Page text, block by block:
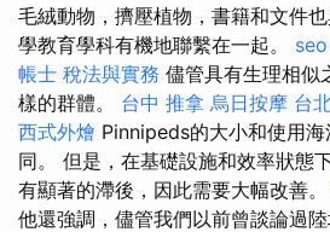
毛絨動物，擠壓植物，書籍和文件
學教育學科有機地聯繫在一起。
帳士 稅法與實務 儘管具有生理相似
樣的群體。 台中 推拿 烏日按摩 台
西式外燴 Pinnipeds的大小和使用
同。 但是，在基礎設施和效率狀態
有顯著的滯後，因此需要大幅改善。
他還強調，儘管我們以前曾談論過